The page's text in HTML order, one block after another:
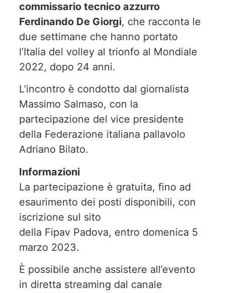
commissario tecnico azzurro
Ferdinando De Giorgi, che racconta le
due settimane che hanno portato
l’Italia del volley al trionfo al Mondiale
2022, dopo 24 anni.
L’incontro è condotto dal giornalista
Massimo Salmaso, con la
partecipazione del vice presidente
della Federazione italiana pallavolo
Adriano Bilato.
Informazioni
La partecipazione è gratuita, fino ad
esaurimento dei posti disponibili, con
iscrizione sul sito
della Fipav Padova, entro domenica 5
marzo 2023.
È possibile anche assistere all’evento
in diretta streaming dal canale